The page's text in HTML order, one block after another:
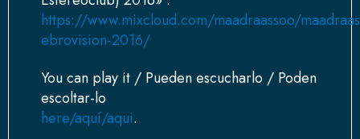
https://www.mixcloud.com/maadraassoo/
ebrovision-2016/
You can play it / Pueden escucharlo / Poden
escoltar-lo
here/aquí/aqui.